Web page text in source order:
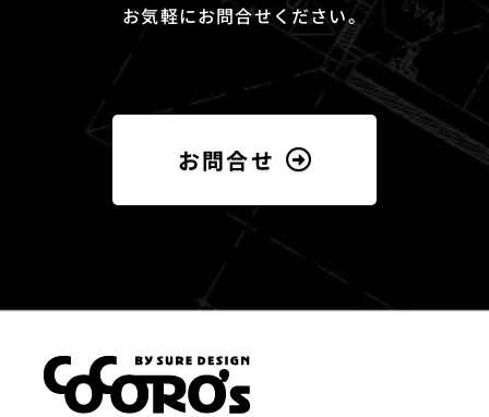
お気軽にお問合せください。
お問合せ